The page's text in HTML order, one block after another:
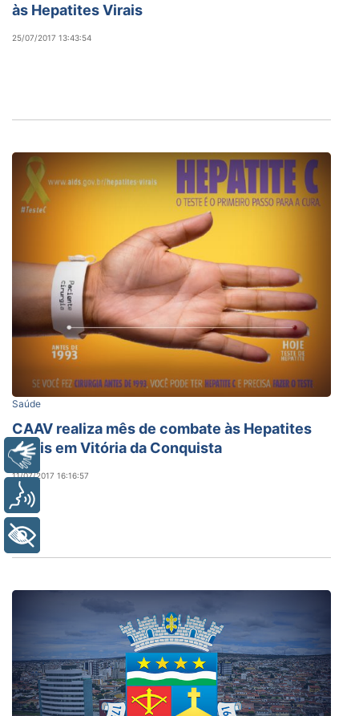
às Hepatites Virais
25/07/2017 13:43:54
Saúde
CAAV realiza mês de combate às Hepatites
Virais em Vitória da Conquista
11/07/2017 16:16:57
Libras